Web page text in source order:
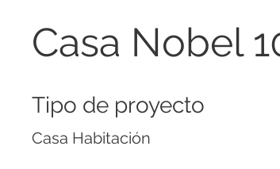
Casa Nobel
Tipo de proyecto
Casa Habitación